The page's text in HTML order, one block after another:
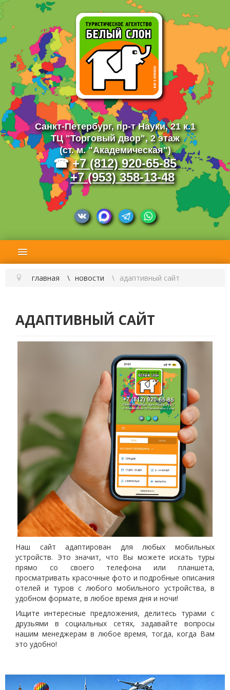
Санкт-Петербург,пр-т Науки, 21 к.1
ТЦ "Торговый двор", 2 этаж
(ст. м. "Академическая")
☎+7 (812) 920-65-85
+7 (953) 358-13-48
главная новости адаптивный сайт
АДАПТИВНЫЙ САЙТ
Наш сайт адаптирован для любых мобильных
устройств. Это значит, что Вы можете искать туры
прямо со своего телефона или планшета,
просматривать красочные фото и подробные описания
отелей и туров с любого мобильного устройства, в
удобном формате, в любое время дня и ночи!
Ищите интересные предложения, делитесь турами с
друзьями в социальных сетях, задавайте вопросы
нашим менеджерам в любое время, тогда, когда Вам
это удобно!